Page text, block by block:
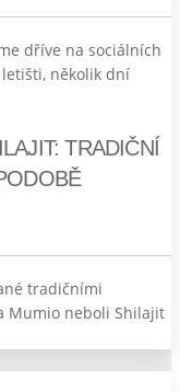
dříve na sociálních
několik dní
TRADIČNÍ
tradičními
Mumio neboli Shilajit